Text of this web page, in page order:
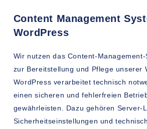
Content Management
WordPress
Wir nutzen das Content-
zur Bereitstellung und Pflege unserer
WordPress verarbeitet technisch
einen sicheren und fehlerfreien
gewährleisten. Dazu gehören Server-
Sicherheitseinstellungen und